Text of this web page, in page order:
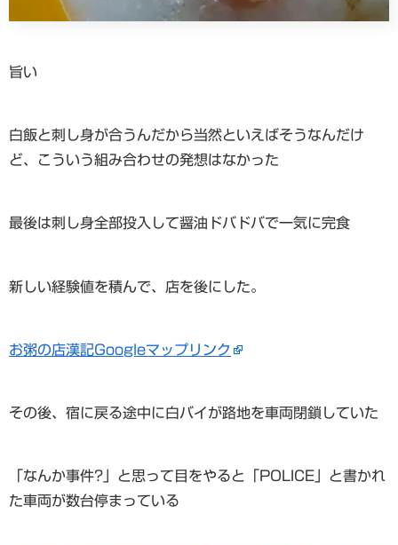
旨い
白飯と刺し身が合うんだから当然といえばそうなんだけ
ど、こういう組み合わせの発想はなかった
最後は刺し身全部投入して醤油ドバドバで一気に完食
新しい経験値を積んで、店を後にした。
お粥の店漢記Googleマップリンク
その後、宿に戻る途中に白バイが路地を車両閉鎖していた
「なんか事件?」と思って目をやると「POLICE」と書かれ
た車両が数台停まっている